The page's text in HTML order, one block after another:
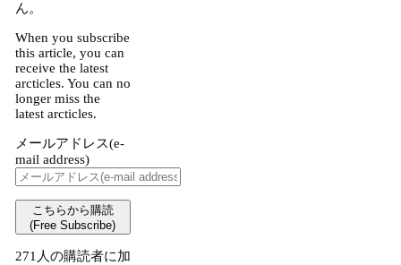
ん。
When you subscribe
this article, you can
receive the latest
arcticles. You can no
longer miss the
latest arcticles.
メールアドレス(e-
mail address)
こちらから購読
(Free Subscribe)
271人の購読者に加